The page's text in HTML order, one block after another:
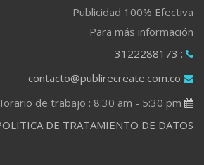
Publicidad 100% Efectiva
Para más información
: 3122288173
contacto@publirecreate.com.co
DE TRATAMIENTO DE DATOS